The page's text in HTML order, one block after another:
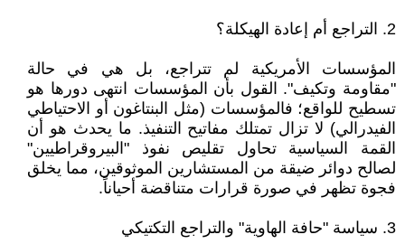
2. التراجع أم إعادة الهيكلة؟
المؤسسات الأمريكية لم تتراجع، بل هي في حالة
"مقاومة وتكيف". القول بأن المؤسسات انتهى دورها هو
تسطيح للواقع؛ فالمؤسسات (مثل البنتاغون أو الاحتياطي
الفيدرالي) لا تزال تمتلك مفاتيح التنفيذ. ما يحدث هو أن
القمة السياسية تحاول تقليص نفوذ "البيروقراطيين"
لصالح دوائر ضيقة من المستشارين الموثوقين، مما يخلق
فجوة تظهر في صورة قرارات متناقضة أحياناً.
3. سياسة "حافة الهاوية" والتراجع التكتيكي